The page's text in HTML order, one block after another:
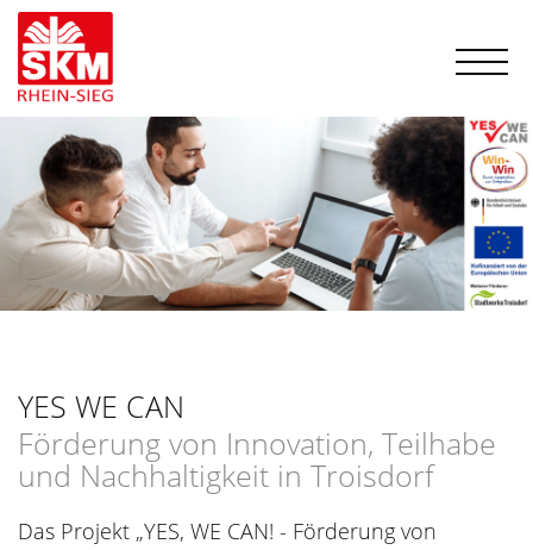
YES WE CAN
Förderung von Innovation, Teilhabe
und Nachhaltigkeit in Troisdorf
Das Projekt „YES, WE CAN! - Förderung von